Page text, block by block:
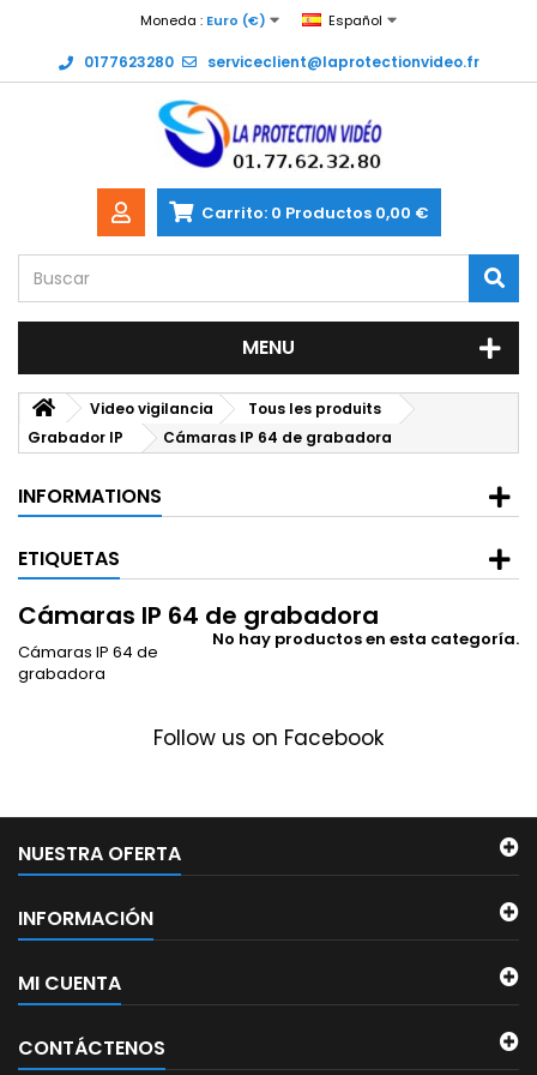
Moneda : Euro (€) Español
0177623280 serviceclient@laprotectionvideo.fr
Carrito: 0 Productos 0,00 €
MENU
Video vigilancia
Tous les produits
Grabador IP
Cámaras IP 64 de grabadora
INFORMATIONS
ETIQUETAS
Cámaras IP 64 de grabadora
No hay productos en esta categoría.
Cámaras IP 64 de
grabadora
Follow us on Facebook
NUESTRA OFERTA
INFORMACIÓN
MI CUENTA
CONTÁCTENOS